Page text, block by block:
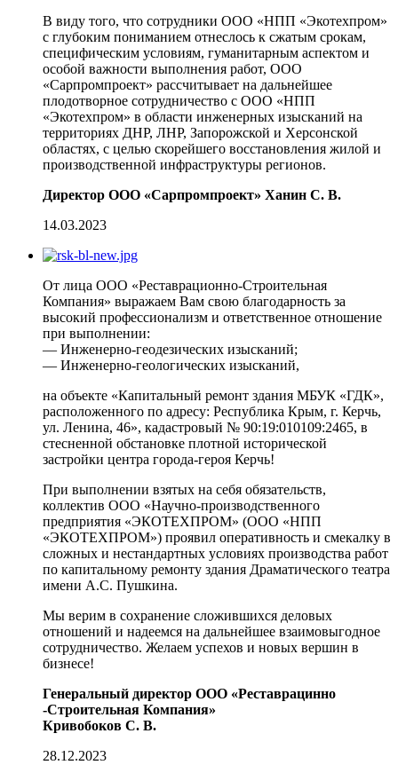
В виду того, что сотрудники ООО «НПП «Экотехпром»
с глубоким пониманием отнеслось к сжатым срокам,
специфическим условиям, гуманитарным аспектом и
особой важности выполнения работ, ООО
«Сарпромпроект» рассчитывает на дальнейшее
плодотворное сотрудничество с ООО «НПП
«Экотехпром» в области инженерных изысканий на
территориях ДНР, ЛНР, Запорожской и Херсонской
областях, с целью скорейшего восстановления жилой и
производственной инфраструктуры регионов.
Директор ООО «Сарпромпроект» Ханин С. В.
14.03.2023
От лица ООО «Реставрационно-Строительная
Компания» выражаем Вам свою благодарность за
высокий профессионализм и ответственное отношение
при выполнении:
— Инженерно-геодезических изысканий;
— Инженерно-геологических изысканий,
на объекте «Капитальный ремонт здания МБУК «ГДК»,
расположенного по адресу: Республика Крым, г. Керчь,
ул. Ленина, 46», кадастровый № 90:19:010109:2465, в
стесненной обстановке плотной исторической
застройки центра города-героя Керчь!
При выполнении взятых на себя обязательств,
коллектив ООО «Научно-производственного
предприятия «ЭКОТЕХПРОМ» (ООО «НПП
«ЭКОТЕХПРОМ») проявил оперативность и смекалку в
сложных и нестандартных условиях производства работ
по капитальному ремонту здания Драматического театра
имени А.С. Пушкина.
Мы верим в сохранение сложившихся деловых
отношений и надеемся на дальнейшее взаимовыгодное
сотрудничество. Желаем успехов и новых вершин в
бизнесе!
Генеральный директор ООО «Реставрацинно
-Строительная Компания»
Кривобоков С. В.
28.12.2023